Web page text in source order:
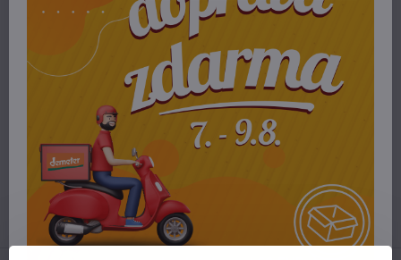
+421 904 55 33 96
info​@prirodnyraj​.sk
Kamenná predajňa
Ružinovská 40, 82103 Bratislava
Otváracie hodiny
UTOROK 10:00 - 15:00
STREDA 10:00 - 17:00
ŠTVRTOK 10:00 - 15:00